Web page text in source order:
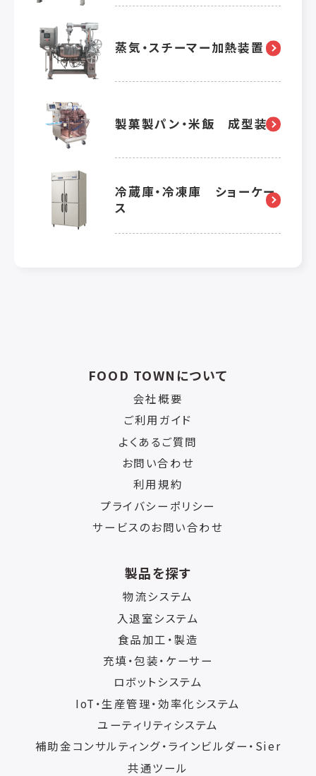
蒸気・スチーマー加熱装置
製菓製パン・米飯 成型装置
冷蔵庫・冷凍庫 ショーケー
ス
FOOD TOWNについて
会社概要
ご利用ガイド
よくあるご質問
お問い合わせ
利用規約
プライバシーポリシー
サービスのお問い合わせ
製品を探す
物流システム
入退室システム
食品加工・製造
充填・包装・ケーサー
ロボットシステム
IoT・生産管理・効率化システム
ユーティリティシステム
補助金コンサルティング・ラインビルダー・Sier
共通ツール